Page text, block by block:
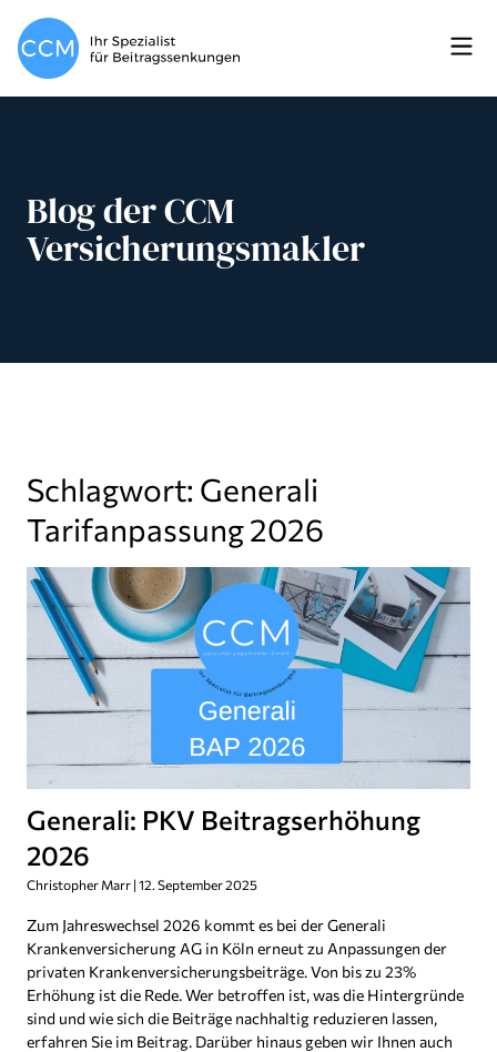
Blog der CCM
Versicherungsmakler
Schlagwort: Generali
Tarifanpassung 2026
Generali: PKV Beitragserhöhung
2026
Christopher Marr 12. September 2025
Zum Jahreswechsel 2026 kommt es bei der Generali
Krankenversicherung AG in Köln erneut zu Anpassungen der
privaten Krankenversicherungsbeiträge. Von bis zu 23%
Erhöhung ist die Rede. Wer betroffen ist, was die Hintergründe
sind und wie sich die Beiträge nachhaltig reduzieren lassen,
erfahren Sie im Beitrag. Darüber hinaus geben wir Ihnen auch